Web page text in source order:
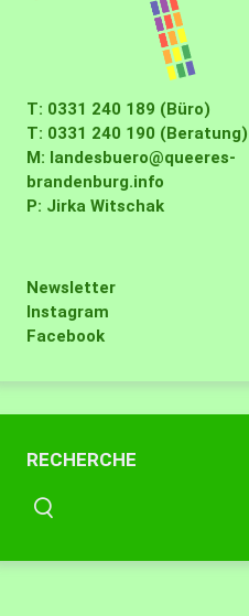
T: 0331 240 189 (Büro)
T: 0331 240 190 (Beratung)
M: landesbuero@queeres-
brandenburg.info
P: Jirka Witschak
Newsletter
Instagram
Facebook
RECHERCHE